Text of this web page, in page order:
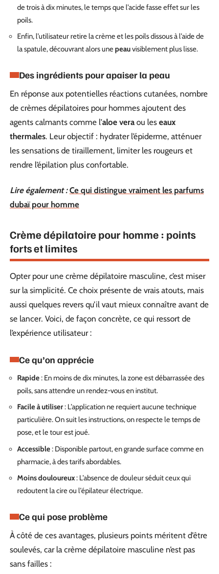
de trois à dix minutes, le temps que l’acide fasse effet sur les
poils.
Enfin, l’utilisateur retire la crème et les poils dissous à l’aide de
la spatule, découvrant alors unepeauvisiblement plus lisse.
Des ingrédients pour apaiser la peau
En réponse aux potentielles réactions cutanées, nombre
de crèmes dépilatoires pour hommes ajoutent des
agents calmants comme l’aloe veraou les eaux
thermales. Leur objectif : hydrater l’épiderme, atténuer
les sensations de tiraillement, limiter les rougeurs et
rendre l’épilation plus confortable.
Lire également : Ce qui distingue vraiment les parfums
dubaï pour homme
Crème dépilatoire pour homme : points
forts et limites
Opter pour une crème dépilatoire masculine, c’est miser
sur la simplicité. Ce choix présente de vrais atouts, mais
aussi quelques revers qu’il vaut mieux connaître avant de
se lancer. Voici, de façon concrète, ce qui ressort de
l’expérience utilisateur :
Ce qu’on apprécie
Rapide: En moins de dix minutes, la zone est débarrassée des
poils, sans attendre un rendez-vous en institut.
Facile à utiliser: L’application ne requiert aucune technique
particulière. On suit les instructions, on respecte le temps de
pose, et le tour est joué.
Accessible: Disponible partout, en grande surface comme en
pharmacie, à des tarifs abordables.
Moins douloureux: L’absence de douleur séduit ceux qui
redoutent la cire ou l’épilateur électrique.
Ce qui pose problème
À côté de ces avantages, plusieurs points méritent d’être
soulevés, car la crème dépilatoire masculine n’est pas
sans failles :